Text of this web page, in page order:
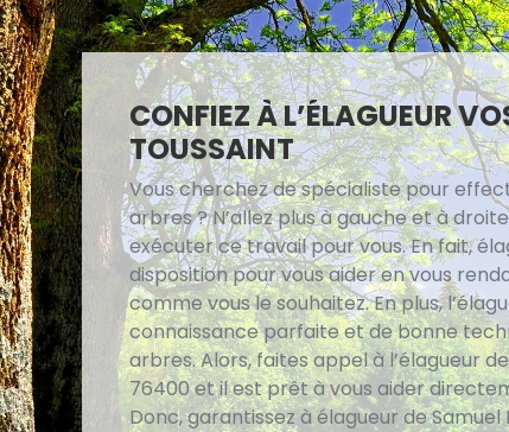
CONFIEZ À L’ÉLAGUEUR
TOUSSAINT
Vous cherchez de spécialiste pour
arbres ? N’allez plus à gauche et à
exécuter ce travail pour vous. En fait,
disposition pour vous aider en vous
comme vous le souhaitez. En plus,
connaissance parfaite et de bonne
arbres. Alors, faites appel à l’élagueur
76400 et il est prêt à vous aider
Donc, garantissez à élagueur de Samuel